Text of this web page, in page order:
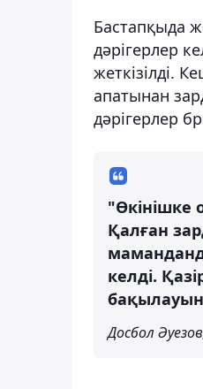
Бастапқыда
дәрігерлер
жеткізілді.
апатынан
дәрігерлер
"Өкінішке
Қалған
келді.
Досбол